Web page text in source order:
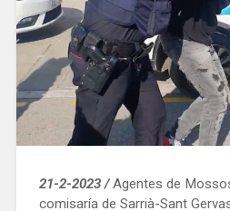
21-2-2023 / Agentes de
comisaría de Sarrià-Sant